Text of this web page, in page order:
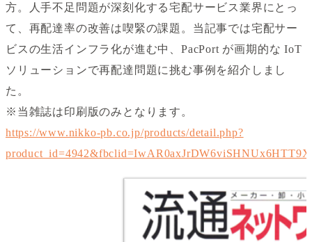
方。人手不足問題が深刻化する宅配サービス業界にとっ
て、再配達率の改善は喫緊の課題。当記事では宅配サー
ビスの生活インフラ化が進む中、PacPort が画期的な IoT
ソリューションで再配達問題に挑む事例を紹介しまし
た。
※当雑誌は印刷版のみとなります。
https://www.nikko-pb.co.jp/products/detail.php?